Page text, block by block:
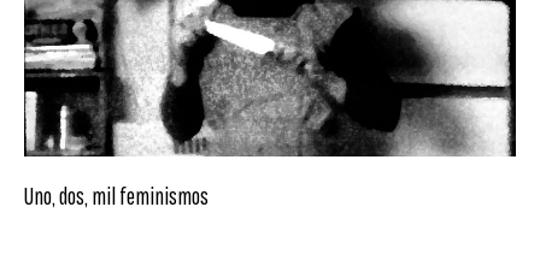
Uno, dos, mil feminismos